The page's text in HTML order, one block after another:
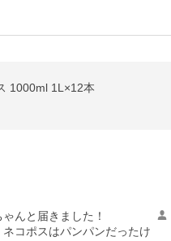
1000ml 1L×12本
んと届きました！
コポスはパンパンだったけ